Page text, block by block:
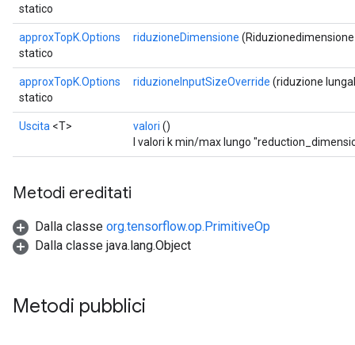
statico
approxTopK.Options
statico
riduzioneDimensione
approxTopK.Options
statico
riduzioneInputSizeOverride (riduzione
Uscita <T> valori ()
I valori k min/max lungo
Metodi ereditati
Dalla classe org.tensorflow.op.PrimitiveOp
Dalla classe java.lang.Object
Metodi pubblici